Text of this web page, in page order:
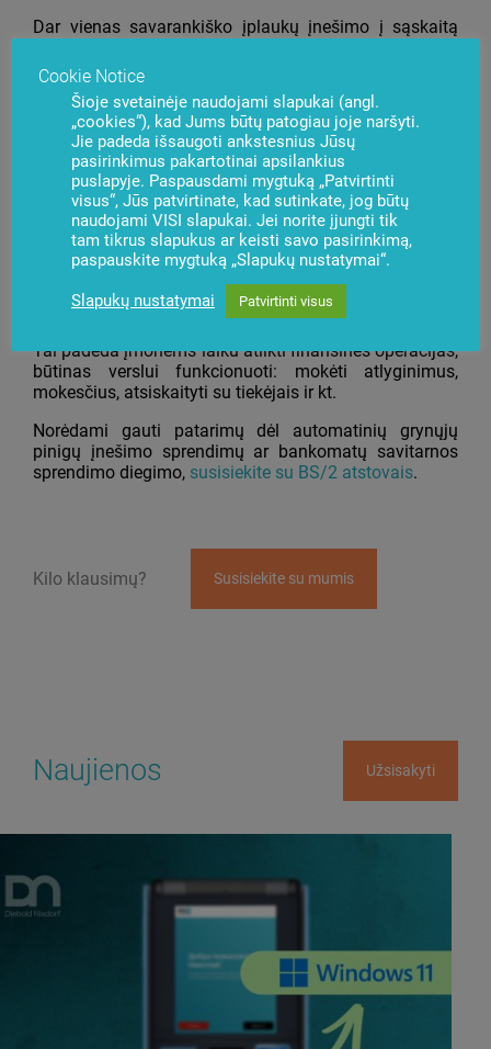
Dar vienas savarankiško įplaukų įnešimo į sąskaitą
operatyvus lėšų įskaitymas.
Tais atvejais, kai inkasavimo tarnybos susiduria su
judėjimo ribojimu regionuose, kuriuose taikomos
griežtesnės karantino taisyklės, arba su išaugusiu
personalo darbo krūviu, šis pranašumas tampa ypač
svarbus.
Nepriklausomai nuo inkasavimo tarnybos darbo
apkrovos ir jos vizitų grafiko, prekių pardavimo ir
paslaugų teikimo vietose surinktos pajamos gali būti
per kelias minutes pervedamos į verslo įmonės
sąskaitą.
Tai padeda įmonėms laiku atlikti finansines operacijas,
būtinas verslui funkcionuoti: mokėti atlyginimus,
mokesčius, atsiskaityti su tiekėjais ir kt.
Norėdami gauti patarimų dėl automatinių grynųjų
pinigų įnešimo sprendimų ar bankomatų savitarnos
sprendimo diegimo, susisiekite su BS/2 atstovais.
Kilo klausimų? Susisiekite su mumis
Naujienos Užsisakyti
Cookie Notice
Šioje svetainėje naudojami slapukai (angl.
„cookies“), kad Jums būtų patogiau joje naršyti.
Jie padeda išsaugoti ankstesnius Jūsų
pasirinkimus pakartotinai apsilankius
puslapyje. Paspausdami mygtuką „Patvirtinti
visus“, Jūs patvirtinate, kad sutinkate, jog būtų
naudojami VISI slapukai. Jei norite įjungti tik
tam tikrus slapukus ar keisti savo pasirinkimą,
paspauskite mygtuką „Slapukų nustatymai“.
Slapukų nustatymai Patvirtinti visus